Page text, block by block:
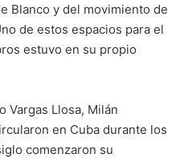
Blanco y del movimiento de
de estos espacios para el
estuvo en su propio
Vargas Llosa, Milán
en Cuba durante los
comenzaron su